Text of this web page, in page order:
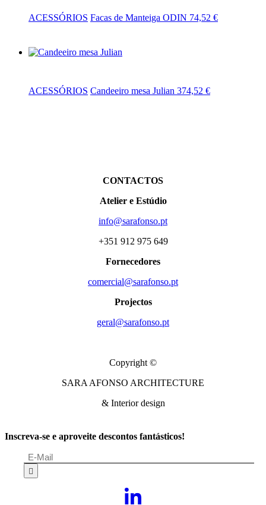
ACESSÓRIOS Facas de Manteiga ODIN 74,52 €
ACESSÓRIOS Candeeiro mesa Julian 374,52 €
CONTACTOS
Atelier e Estúdio
info@sarafonso.pt
+351 912 975 649
Fornecedores
comercial@sarafonso.pt
Projectos
geral@sarafonso.pt
Copyright ©
SARA AFONSO ARCHITECTURE
& Interior design
Inscreva-se e aproveite descontos fantásticos!